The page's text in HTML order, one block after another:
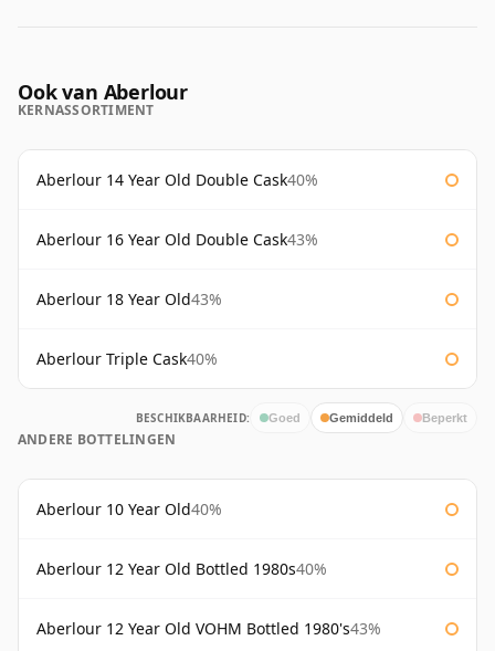
Ook van Aberlour
KERNASSORTIMENT
Aberlour 14 Year Old Double Cask40%
Aberlour 16 Year Old Double Cask43%
Aberlour 18 Year Old43%
Aberlour Triple Cask40%
BESCHIKBAARHEID: Goed Gemiddeld Beperkt
ANDERE BOTTELINGEN
Aberlour 10 Year Old40%
Aberlour 12 Year Old Bottled 1980s40%
Aberlour 12 Year Old VOHM Bottled 1980's43%